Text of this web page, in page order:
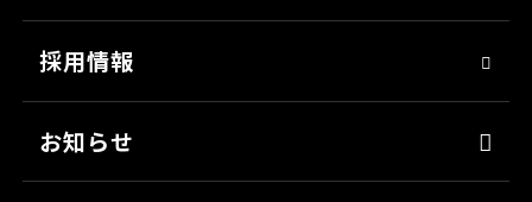
シーリング・接着剤
クリーナー・脱脂剤
社会貢献
人材育成
アスリート社員
職場環境
採用情報
お知らせ